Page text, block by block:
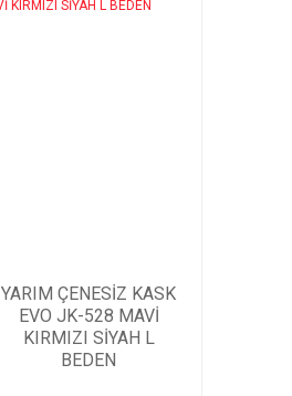
YARIM ÇENESİZ KASK
EVO JK-528 MAVİ
KIRMIZI SİYAH L
BEDEN